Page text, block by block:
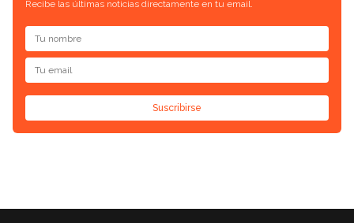
Recibe las últimas noticias directamente en tu email.
Suscribirse